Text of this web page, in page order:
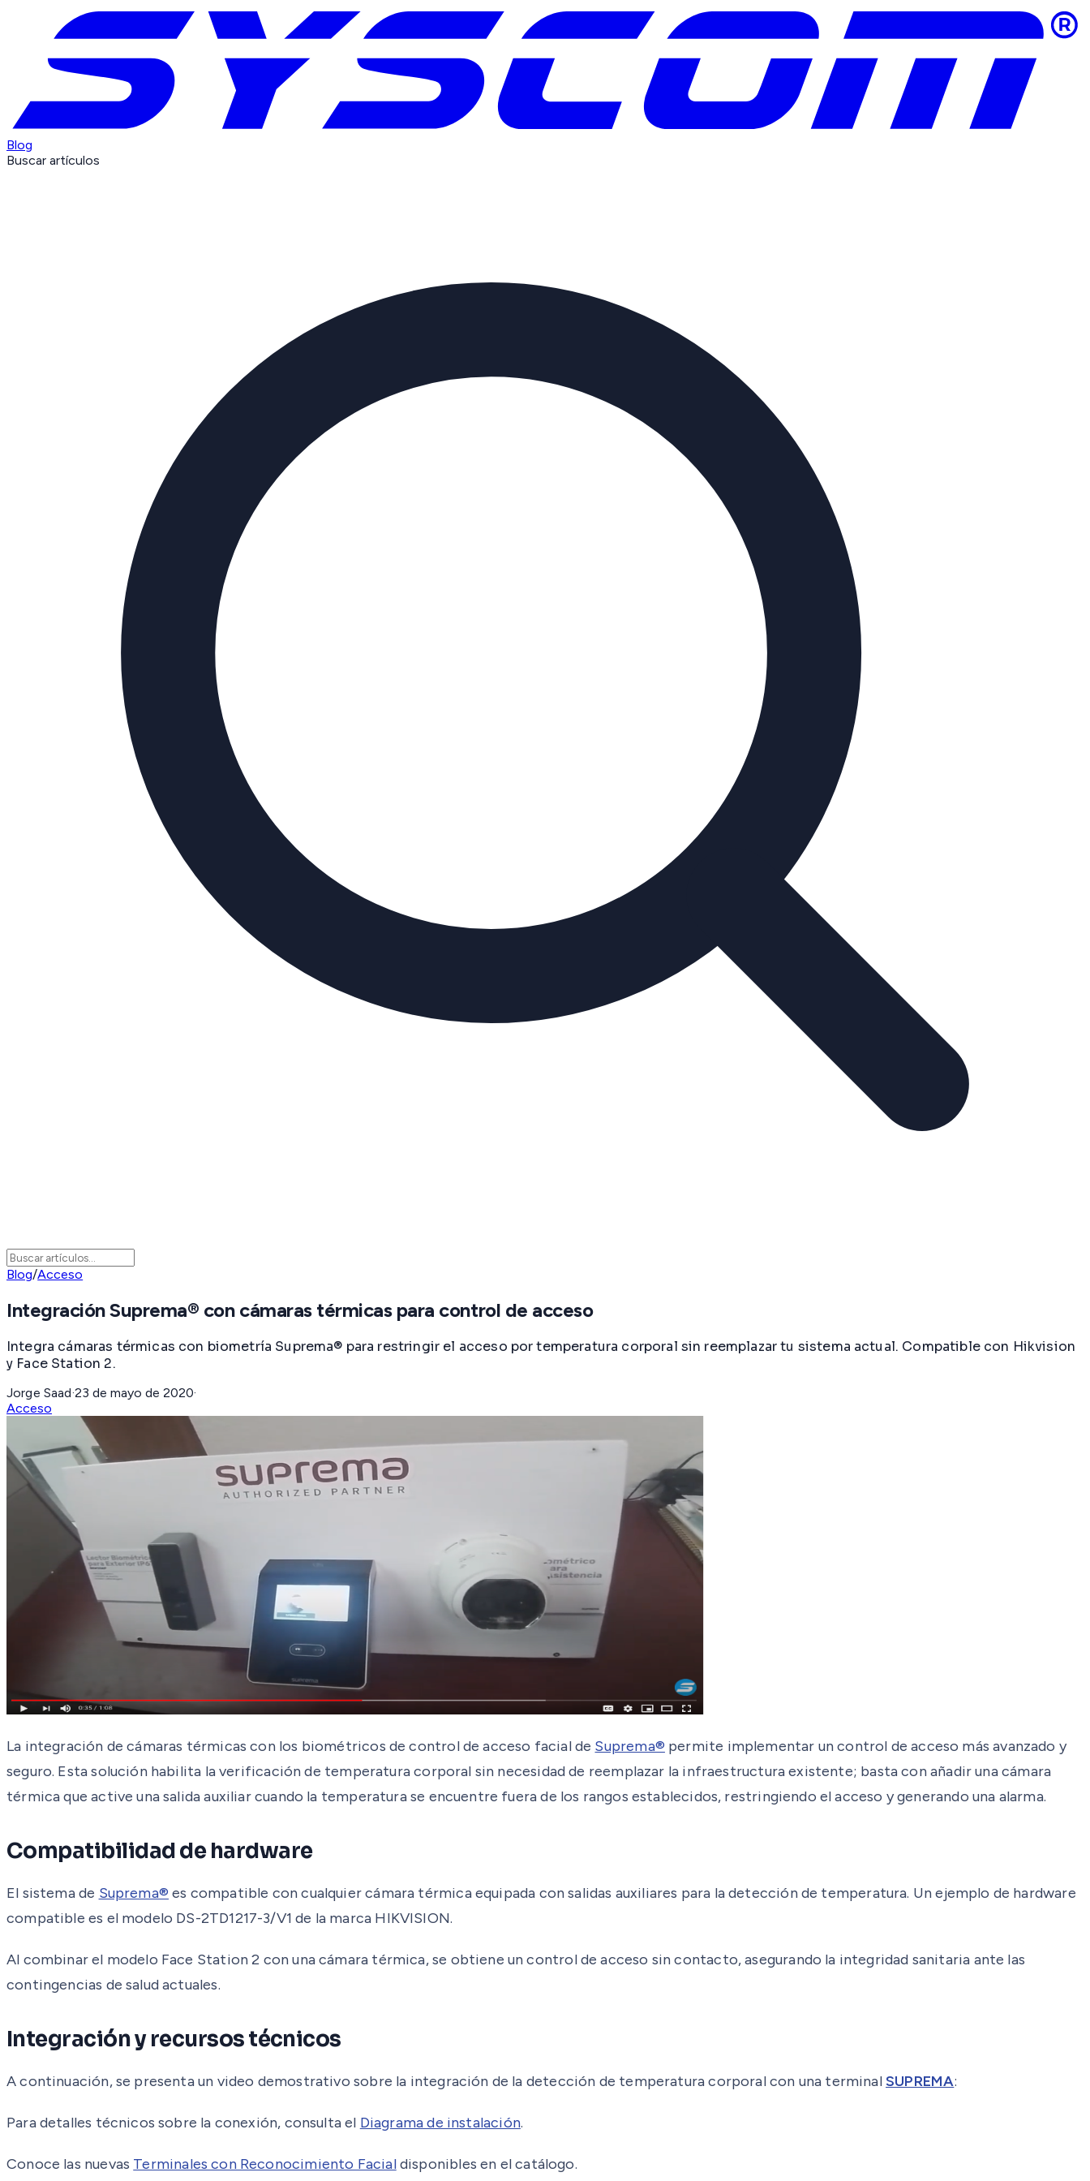
Blog
Buscar artículos
Blog/Acceso
Integración Suprema® con cámaras térmicas para control de acceso
Integra cámaras térmicas con biometría Suprema® para restringir el acceso por temperatura corporal sin reemplazar tu sistema actual. Compatible con Hikvision
y Face Station 2.
Jorge Saad·23 de mayo de 2020·
Acceso
La integración de cámaras térmicas con los biométricos de control de acceso facial de Suprema® permite implementar un control de acceso más avanzado y
seguro. Esta solución habilita la verificación de temperatura corporal sin necesidad de reemplazar la infraestructura existente; basta con añadir una cámara
térmica que active una salida auxiliar cuando la temperatura se encuentre fuera de los rangos establecidos, restringiendo el acceso y generando una alarma.
Compatibilidad de hardware
El sistema de Suprema® es compatible con cualquier cámara térmica equipada con salidas auxiliares para la detección de temperatura. Un ejemplo de hardware
compatible es el modelo DS-2TD1217-3/V1 de la marca HIKVISION.
Al combinar el modelo Face Station 2 con una cámara térmica, se obtiene un control de acceso sin contacto, asegurando la integridad sanitaria ante las
contingencias de salud actuales.
Integración y recursos técnicos
A continuación, se presenta un video demostrativo sobre la integración de la detección de temperatura corporal con una terminalSUPREMA:
Para detalles técnicos sobre la conexión, consulta el Diagrama de instalación.
Conoce las nuevas Terminales con Reconocimiento Facialdisponibles en el catálogo.